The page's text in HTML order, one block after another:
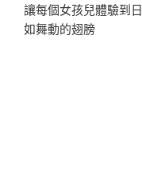
讓每個女孩兒體驗到
如舞動的翅膀